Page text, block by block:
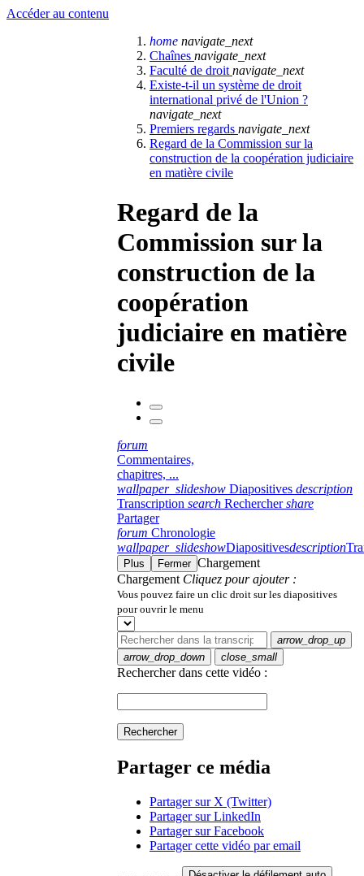
Accéder au contenu
home navigate_next
Chaînes navigate_next
Faculté de droit navigate_next
Existe-t-il un système de droit
international privé de l'Union ?
navigate_next
Premiers regards navigate_next
Regard de la Commission sur la
construction de la coopération judiciaire
en matière civile
Regard de la
Commission sur la
construction de la
coopération
judiciaire en matière
civile
forum
Commentaires,
chapitres, ...
wallpaper_slideshow Diapositives description
Transcription search Rechercher share
Partager
forum Chronologie
wallpaper_slideshowDiapositivesdescription
Plus Fermer Chargement
Chargement Cliquez pour ajouter :
Vous pouvez faire un clic droit sur les diapositives
pour ouvrir le menu
arrow_drop_up
arrow_drop_down
close_small
Rechercher dans cette vidéo :
Rechercher
Partager ce média
Partager sur X (Twitter)
Partager sur LinkedIn
Partager sur Facebook
Partager cette vidéo par email